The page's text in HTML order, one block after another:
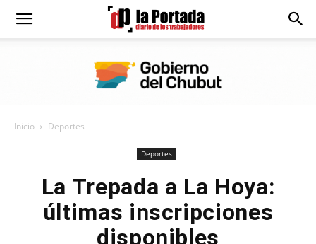
Diario
Inicio Deportes
Deportes
La Trepada a La Hoya:
últimas inscripciones
disponibles